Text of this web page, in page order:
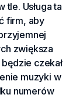
tle. Usługa ta
firm, aby
zwiększa
czekał
muzyki w
numerów